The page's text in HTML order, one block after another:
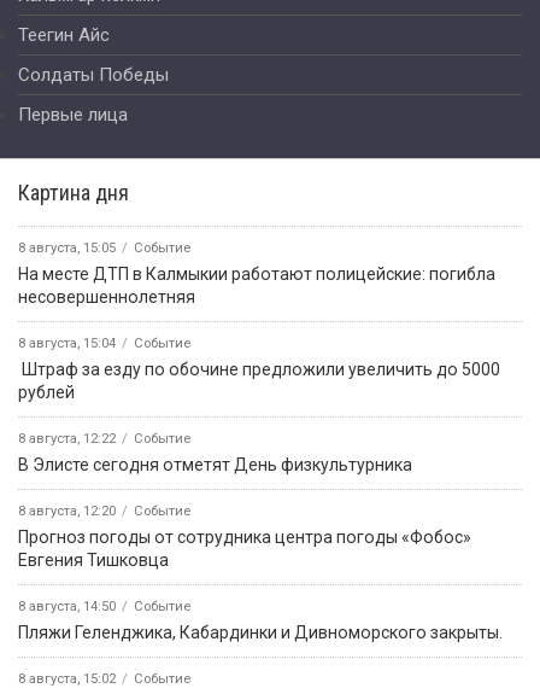
Теегин Айс
Солдаты Победы
Первые лица
Картина дня
8 августа, 15:05 Событие
На месте ДТП в Калмыкии работают полицейские: погибла
несовершеннолетняя
8 августа, 15:04 Событие
️ Штраф за езду по обочине предложили увеличить до 5000
рублей
8 августа, 12:22 Событие
В Элисте сегодня отметят День физкультурника
8 августа, 12:20 Событие
Прогноз погоды от сотрудника центра погоды «Фобос»
Евгения Тишковца
8 августа, 14:50 Событие
️Пляжи Геленджика, Кабардинки и Дивноморского закрыты.
8 августа, 15:02 Событие